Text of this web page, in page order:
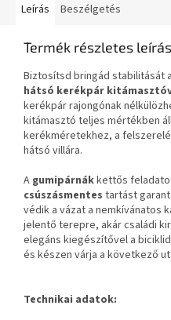
Leírás Beszélgetés
Termék részletes
Biztosítsd bringád stabilitását
hátsó kerékpár
kerékpár rajongónak
kitámasztó teljes mértékben
kerékméretekhez, a
hátsó villára.
A gumipárnákkettős
csúszásmentes tartást
védik a vázat a nemkívánatos
jelentő terepre, akár családi
elegáns kiegészítővel a
és készen várja a következő
Technikai adatok: